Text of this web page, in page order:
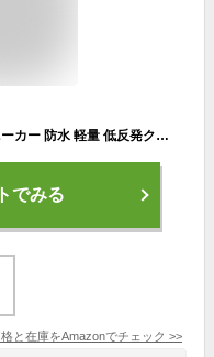
[モズ] ウォーキングシューズ メンズ スニーカー 防水 軽量 低反発クッションインソール 脱ぎ履き楽ちん ゴムレース エンボス加工 4273 (ブラック, 25.0 cm)
でみる
と在庫をAmazonでチェック >>